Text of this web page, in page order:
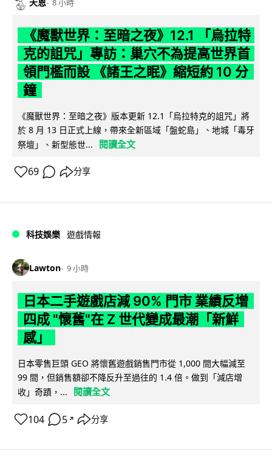
8 小時
《魔獸世界：至暗之夜》12.1 「烏拉特
克的詛咒」專訪：巢穴不為提高世界首
領門檻而設 《諸王之眠》縮短約 10 分
鐘
《魔獸世界：至暗之夜》版本更新 12.1「烏拉特克的詛咒」將
於 8 月 13 日正式上線，帶來全新區域「盤蛇島」、地城「毒牙
祭壇」、新型態世...
閱讀全文
69 分享
科技娛樂 遊戲情報
Lawton 9 小時
日本二手遊戲店減 90% 門市 業績反增
四成 "懷舊"在 Z 世代變成最潮「新鮮
感」
日本零售巨頭 GEO 將懷舊遊戲銷售門市從 1,000 間大幅減至
99 間，但銷售額卻不降反升至過往的 1.4 倍。做到「減店增
收」奇蹟，...
閱讀全文
104 5 ↗ 分享